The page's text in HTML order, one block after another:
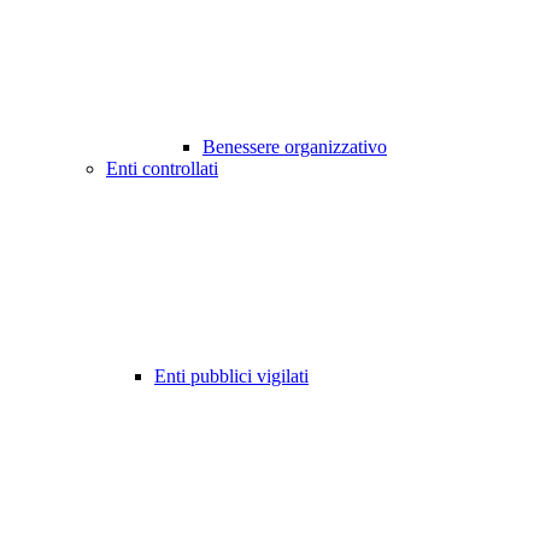
Benessere organizzativo
Enti controllati
Enti pubblici vigilati